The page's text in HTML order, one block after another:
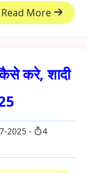
Read More
करे, शादी
2025
4